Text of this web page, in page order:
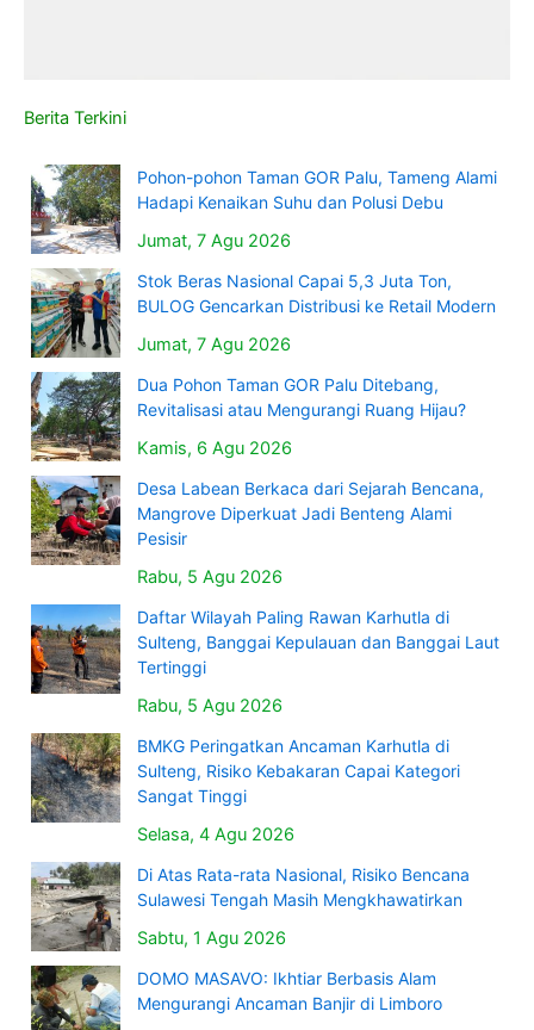
Berita Terkini
Pohon-pohon Taman GOR Palu, Tameng Alami
Hadapi Kenaikan Suhu dan Polusi Debu
Jumat, 7 Agu 2026
Stok Beras Nasional Capai 5,3 Juta Ton,
BULOG Gencarkan Distribusi ke Retail Modern
Jumat, 7 Agu 2026
Dua Pohon Taman GOR Palu Ditebang,
Revitalisasi atau Mengurangi Ruang Hijau?
Kamis, 6 Agu 2026
Desa Labean Berkaca dari Sejarah Bencana,
Mangrove Diperkuat Jadi Benteng Alami
Pesisir
Rabu, 5 Agu 2026
Daftar Wilayah Paling Rawan Karhutla di
Sulteng, Banggai Kepulauan dan Banggai Laut
Tertinggi
Rabu, 5 Agu 2026
BMKG Peringatkan Ancaman Karhutla di
Sulteng, Risiko Kebakaran Capai Kategori
Sangat Tinggi
Selasa, 4 Agu 2026
Di Atas Rata-rata Nasional, Risiko Bencana
Sulawesi Tengah Masih Mengkhawatirkan
Sabtu, 1 Agu 2026
DOMO MASAVO: Ikhtiar Berbasis Alam
Mengurangi Ancaman Banjir di Limboro